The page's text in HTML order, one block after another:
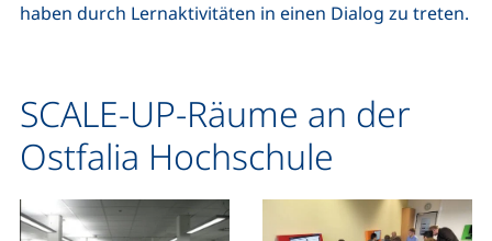
haben durch Lernaktivitäten in einen Dialog zu treten.
SCALE-UP-Räume an der
Ostfalia Hochschule